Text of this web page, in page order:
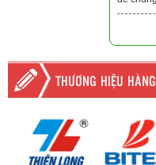
THƯƠNG HIỆU